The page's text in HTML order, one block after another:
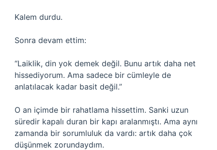
Kalem durdu.
Sonra devam ettim:
“Laiklik, din yok demek değil. Bunu artık daha net
hissediyorum. Ama sadece bir cümleyle de
anlatılacak kadar basit değil.”
O an içimde bir rahatlama hissettim. Sanki uzun
süredir kapalı duran bir kapı aralanmıştı. Ama aynı
zamanda bir sorumluluk da vardı: artık daha çok
düşünmek zorundaydım.